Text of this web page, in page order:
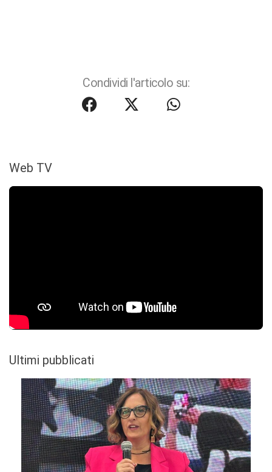
Condividi l'articolo su:
Web TV
Ultimi pubblicati